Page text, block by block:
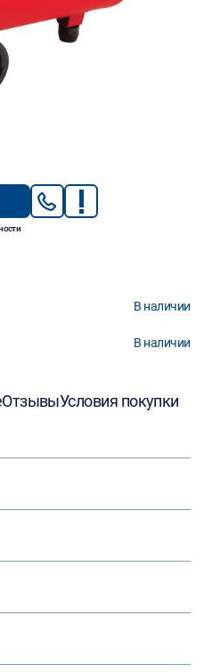
В наличии
В наличии
ОтзывыУсловия покупки